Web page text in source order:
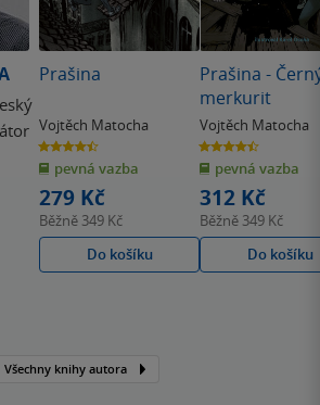
Prašina
Vojtěch Matocha
4.5
z
5
hvězdiček
pevná vazba
279 Kč
Běžně 349 Kč
Do košíku
Prašina -
merkurit
Vojtěch Matocha
4.5
z
5
hvězdiček
pevná vazba
312 Kč
Běžně 349 Kč
Do košíku
Všechny knihy autora